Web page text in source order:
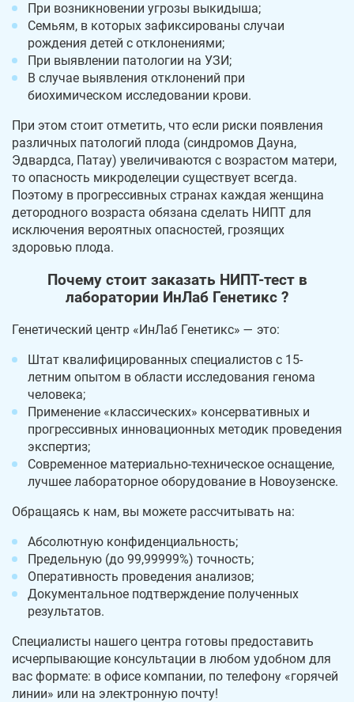
При возникновении угрозы выкидыша;
Семьям, в которых зафиксированы случаи
рождения детей с отклонениями;
При выявлении патологии на УЗИ;
В случае выявления отклонений при
биохимическом исследовании крови.
При этом стоит отметить, что если риски появления
различных патологий плода (синдромов Дауна,
Эдвардса, Патау) увеличиваются с возрастом матери,
то опасность микроделеции существует всегда.
Поэтому в прогрессивных странах каждая женщина
детородного возраста обязана сделать НИПТ для
исключения вероятных опасностей, грозящих
здоровью плода.
Почему стоит заказать НИПТ-тест в
лаборатории ИнЛаб Генетикс ?
Генетический центр «ИнЛаб Генетикс» — это:
Штат квалифицированных специалистов с 15-
летним опытом в области исследования генома
человека;
Применение «классических» консервативных и
прогрессивных инновационных методик проведения
экспертиз;
Современное материально-техническое оснащение,
лучшее лабораторное оборудование в Новоузенске.
Обращаясь к нам, вы можете рассчитывать на:
Абсолютную конфиденциальность;
Предельную (до 99,99999%) точность;
Оперативность проведения анализов;
Документальное подтверждение полученных
результатов.
Специалисты нашего центра готовы предоставить
исчерпывающие консультации в любом удобном для
вас формате: в офисе компании, по телефону «горячей
линии» или на электронную почту!